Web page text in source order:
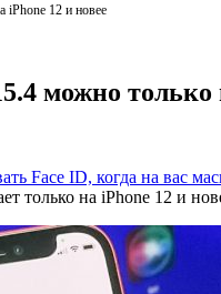
iPhone 12 и новее
можно только
Face ID, когда на вас
только на iPhone 12 и